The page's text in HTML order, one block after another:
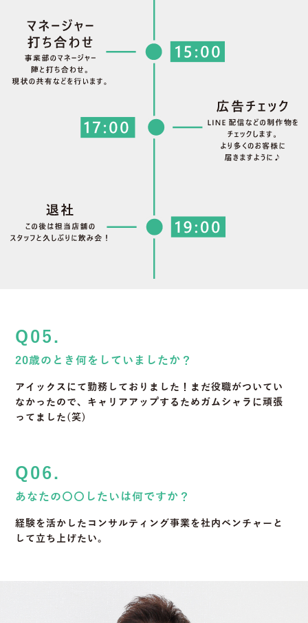
Q05.
20歳のとき何をしていましたか？
アイックスにて勤務しておりました！まだ役職がついてい
なかったので、キャリアアップするためガムシャラに頑張
ってました(笑)
Q06.
あなたの〇〇したいは何ですか？
経験を活かしたコンサルティング事業を社内ベンチャーと
して立ち上げたい。